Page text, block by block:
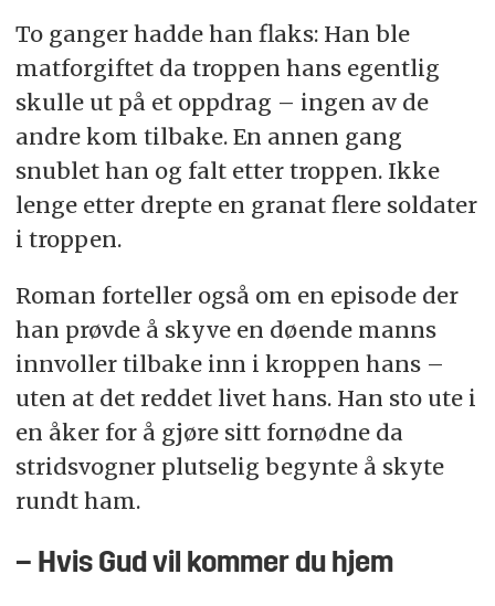
To ganger hadde han flaks: Han ble
matforgiftet da troppen hans egentlig
skulle ut på et oppdrag – ingen av de
andre kom tilbake. En annen gang
snublet han og falt etter troppen. Ikke
lenge etter drepte en granat flere soldater
i troppen.
Roman forteller også om en episode der
han prøvde å skyve en døende manns
innvoller tilbake inn i kroppen hans –
uten at det reddet livet hans. Han sto ute i
en åker for å gjøre sitt fornødne da
stridsvogner plutselig begynte å skyte
rundt ham.
– Hvis Gud vil kommer du hjem